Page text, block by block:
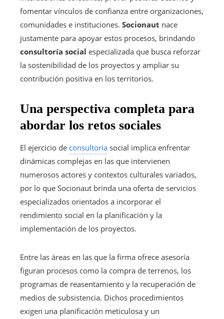
fomentar vínculos de confianza entre organizaciones,
comunidades e instituciones. Socionaut nace
justamente para apoyar estos procesos, brindando
consultoría social especializada que busca reforzar
la sostenibilidad de los proyectos y ampliar su
contribución positiva en los territorios.
Una perspectiva completa para
abordar los retos sociales
El ejercicio de consultoría social implica enfrentar
dinámicas complejas en las que intervienen
numerosos actores y contextos culturales variados,
por lo que Socionaut brinda una oferta de servicios
especializados orientados a incorporar el
rendimiento social en la planificación y la
implementación de los proyectos.
Entre las áreas en las que la firma ofrece asesoría
figuran procesos como la compra de terrenos, los
programas de reasentamiento y la recuperación de
medios de subsistencia. Dichos procedimientos
exigen una planificación meticulosa y un